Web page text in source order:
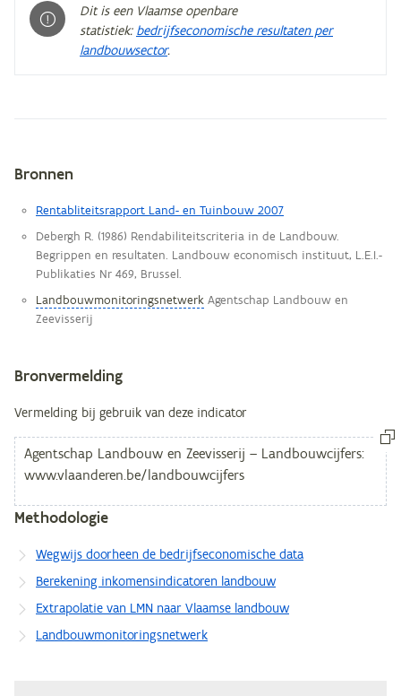
Dit is een Vlaamse openbare
statistiek: bedrijfseconomische resultaten per
landbouwsector.
Metagegevens
Bronnen
Rentabliteitsrapport Land- en Tuinbouw 2007
Debergh R. (1986) Rendabiliteitscriteria in de Landbouw.
Begrippen en resultaten. Landbouw economisch instituut, L.E.I.-
Publikaties Nr 469, Brussel.
Landbouwmonitoringsnetwerk Agentschap Landbouw en
Zeevisserij
Bronvermelding
Vermelding bij gebruik van deze indicator
Methodologie
Wegwijs doorheen de bedrijfseconomische data
Berekening inkomensindicatoren landbouw
Extrapolatie van LMN naar Vlaamse landbouw
Landbouwmonitoringsnetwerk